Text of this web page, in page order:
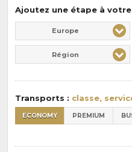
pension
Ajoutez une étape à
Europe
Région
Transports : classe,
ECONOMY PREMIUM